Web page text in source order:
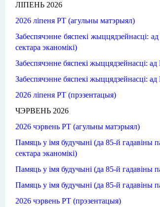
ЛІПЕНЬ 2026
2026 ліпеня РТ (агульны матэрыял)
Забеспячэнне бяспекі жыццядзейнасці: ад
сектара эканомікі)
Забеспячэнне бяспекі жыццядзейнасці: ад
Забеспячэнне бяспекі жыццядзейнасці: ад
2026 ліпеня РТ (прэзентацыя)
ЧЭРВЕНЬ 2026
2026 чэрвень РТ (агульны матэрыял)
Памяць у імя будучыні (да 85-й гадавіны
сектара эканомікі)
Памяць у імя будучыні (да 85-й гадавіны
Памяць у імя будучыні (да 85-й гадавіны
2026 чэрвень РТ (прэзентацыя)